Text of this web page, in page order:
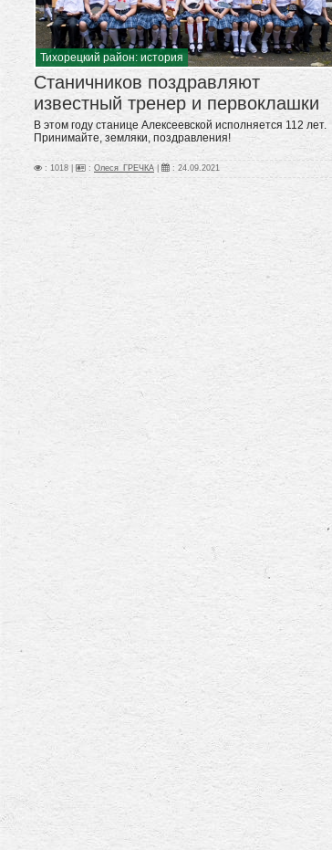
Тихорецкий район: история
Станичников поздравляют
известный тренер и первоклашки
В этом году станице Алексеевской исполняется 112 лет.
Принимайте, земляки, поздравления!
: 1018 | : Олеся_ГРЕЧКА : 24.09.2021